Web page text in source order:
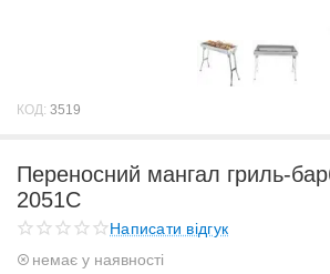
КОД: 3519
Переносний мангал гриль-
2051C
Написати відгук
немає у наявності